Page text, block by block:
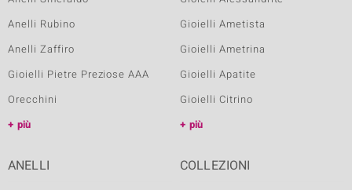
Anelli Rubino
Anelli Zaffiro
Gioielli Pietre Preziose AAA
Orecchini
più
Gioielli Ametista
Gioielli Ametrina
Gioielli Apatite
Gioielli Citrino
più
ANELLI COLLEZIONI